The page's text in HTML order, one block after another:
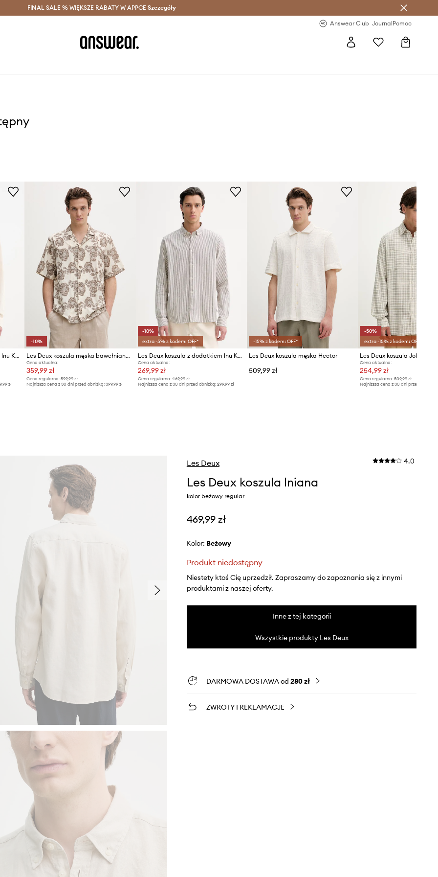
z Answear Club > Dostawa nawet w 24h >
FINAL SALE % WIĘKSZE RABATY W APPCE Szczegóły
Answear Club JournalPomoc
Les Deux koszula z dodatkiem lnu Konrad
zł
-10%
Les Deux koszula męska bawełniana Lesley
Cena aktualna:
359,99 zł
Cena regularna: 599,99 zł
Najniższa cena z 30 dni przed obniżką: 399,99 zł
-10%
extra -5% z kodem: OFF*
Les Deux koszula z dodatkiem lnu Konrad
Cena aktualna:
269,99 zł
Cena regularna: 469,99 zł
Najniższa cena z 30 dni przed obniżką: 299,99 zł
-15% z kodem: OFF*
Les Deux koszula męska Hector
509,99 zł
-50%
extra -15% z kodem: OFF*
Les Deux koszula John
Cena aktualna:
254,99 zł
Cena regularna: 509,99 zł
Najniższa cena z 30 dni przed obniżką:
Les Deux 4.0
Les Deux koszula lniana
kolor beżowy regular
469,99 zł
Kolor: beżowy
Produkt niedostępny
Niestety ktoś Cię uprzedził. Zapraszamy do zapoznania się z innymi
produktami z naszej oferty.
Inne z tej kategorii
Wszystkie produkty Les Deux
DARMOWA DOSTAWA od 280 zł
ZWROTY I REKLAMACJE